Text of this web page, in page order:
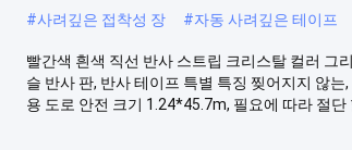
#사려깊은 접착성 장 #자동 사려깊은 테이프
빨간색 흰색 직선 반사 스트립 크리스탈 컬러 그
슬 반사 판, 반사 테이프 특별 특징 찢어지지 않
용 도로 안전 크기 1.24*45.7m, 필요에 따라 절단